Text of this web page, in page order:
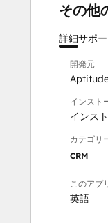
その他
詳細サポー
開発元
インスト
インス
カテゴリ
CRM
このアプ
英語